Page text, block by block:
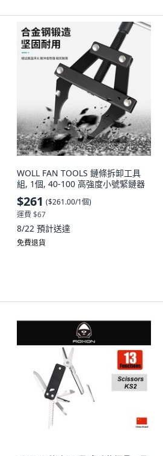
WOLL FAN TOOLS 鏈條拆卸工具
組, 1個, 40-100 高強度小號緊鏈器
$261 ($261.00/1個)
運費 $67
8/22 預計送達
免費退貨